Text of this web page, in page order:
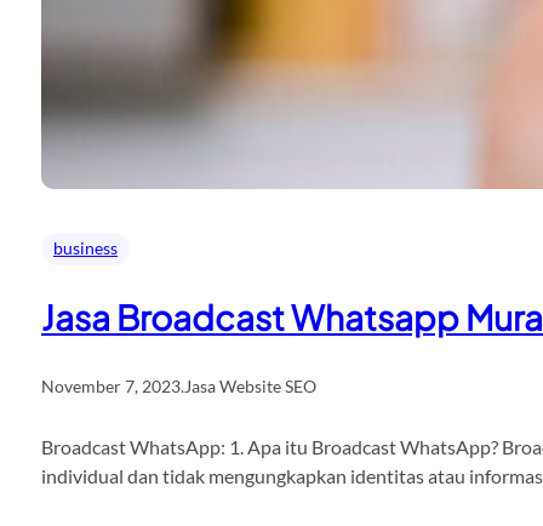
business
Jasa Broadcast Whatsapp
November 7, 2023.Jasa Website SEO
Broadcast WhatsApp: 1. Apa itu Broadcast WhatsApp?
individual dan tidak mengungkapkan identitas atau